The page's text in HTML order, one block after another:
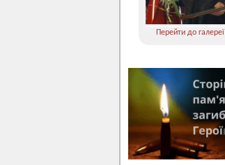
Перейти до галереї